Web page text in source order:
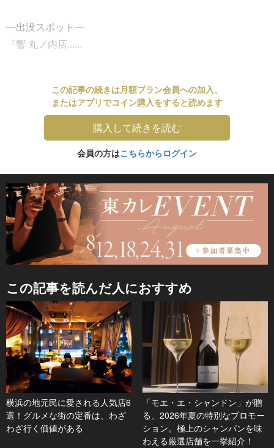
―出没スポット―
『響 丸ノ内店......
この記事の続きは月額プラン会員への加入、
またはアプリでコイン購入をすると読めます
購入して続きを読む
会員の方はこちらからログイン
この記事を読んだ人におすすめ
横浜の地元民に愛される人気店6
選！グルメな街の定番は、わざ
わざ行く価値がある
「モエ・エ・シャンドン」が贈
る、2026年夏の特別なプロモー
ション。極上のシャンパンを味
わえる厳選店舗を一挙紹介！